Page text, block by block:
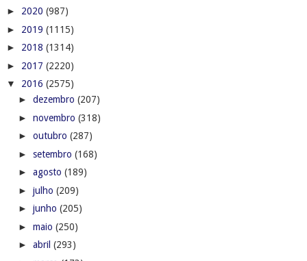
► 2020 (987)
► 2019 (1115)
► 2018 (1314)
► 2017 (2220)
▼ 2016 (2575)
► dezembro (207)
► novembro (318)
► outubro (287)
► setembro (168)
► agosto (189)
► julho (209)
► junho (205)
► maio (250)
► abril (293)